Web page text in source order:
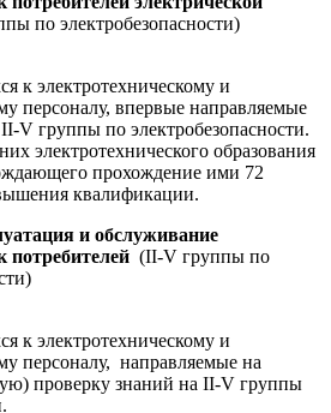
по электробезопасности)
к электротехническому и
персоналу, впервые направляемые
V группы по электробезопасности.
электротехнического образования
прохождение ими 72
квалификации.
и обслуживание
потребителей (II-V группы по
к электротехническому и
персоналу, направляемые на
проверку знаний на II-V группы